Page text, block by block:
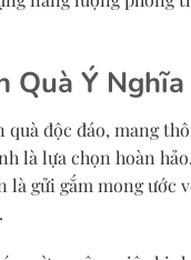
Quà Ý
độc đáo, mang
là lựa chọn hoàn
là gửi gắm mong ước